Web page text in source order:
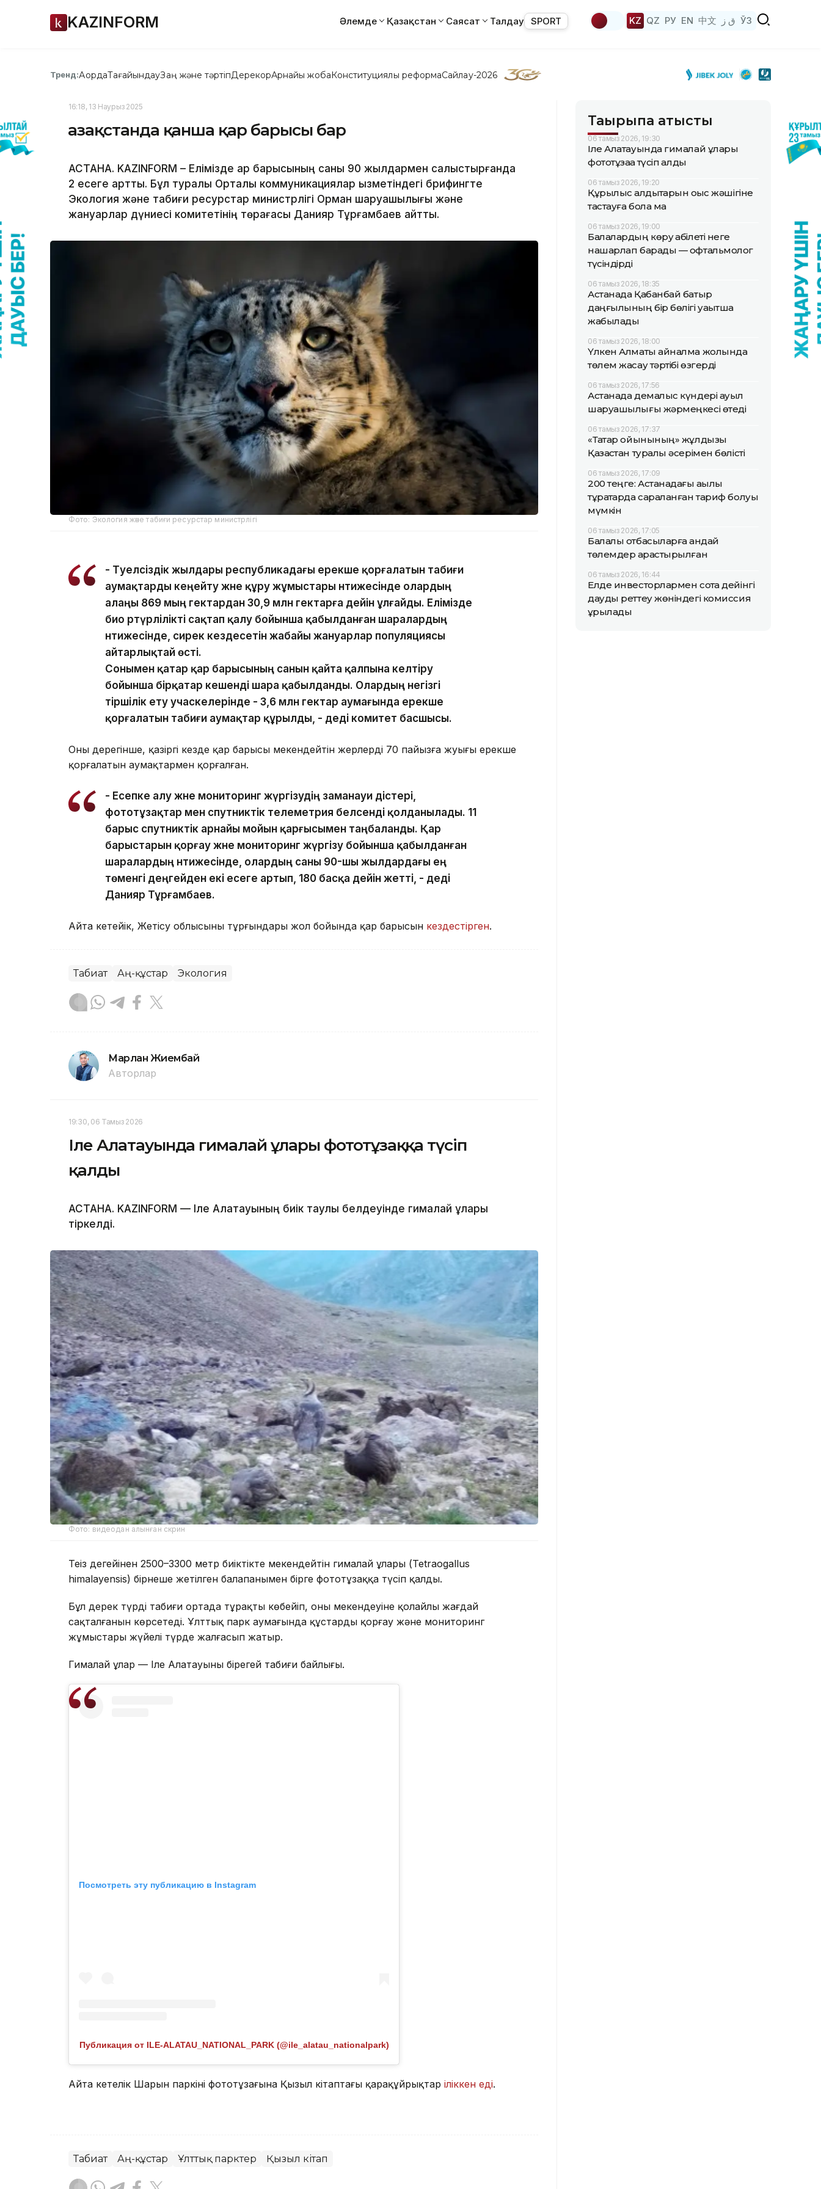
KAZINFORM Әлемде Қазақстан Саясат Талдау SPORT KZ QZ РУ EN 中文 ق ز ЎЗ
Тренд:АқордаТағайындауЗаң және тәртіпДерекқорАрнайы жобаКонституциялық реформаСайлау-2026
16:18, 13 Наурыз 2025
Қазақстанда қанша қар барысы бар
АСТАНА. KAZINFORM – Елімізде қар барысының саны 90 жылдармен салыстырғанда
2 есеге артты. Бұл туралы Орталық коммуникациялар қызметіндегі брифингте
Экология және табиғи ресурстар министрлігі Орман шаруашылығы және
жануарлар дүниесі комитетінің төрағасы Данияр Тұрғамбаев айтты.
Фото: Экология және табиғи ресурстар министрлігі
- Тәуелсіздік жылдары республикадағы ерекше қорғалатын табиғи
аумақтарды кеңейту және құру жұмыстары нәтижесінде олардың
алаңы 869 мың гектардан 30,9 млн гектарға дейін ұлғайды. Елімізде
био әртүрлілікті сақтап қалу бойынша қабылданған шаралардың
нәтижесінде, сирек кездесетін жабайы жануарлар популяциясы
айтарлықтай өсті.
Сонымен қатар қар барысының санын қайта қалпына келтіру
бойынша бірқатар кешенді шара қабылданды. Олардың негізгі
тіршілік ету учаскелерінде - 3,6 млн гектар аумағында ерекше
қорғалатын табиғи аумақтар құрылды, - деді комитет басшысы.
Оның дерегінше, қазіргі кезде қар барысы мекендейтін жерлердің 70 пайызға жуығы ерекше
қорғалатын аумақтармен қорғалған.
- Есепке алу және мониторинг жүргізудің заманауи әдістері,
фототұзақтар мен спутниктік телеметрия белсенді қолданылады. 11
барыс спутниктік арнайы мойын қарғысымен таңбаланды. Қар
барыстарын қорғау және мониторинг жүргізу бойынша қабылданған
шаралардың нәтижесінде, олардың саны 90-шы жылдардағы ең
төменгі деңгейден екі есеге артып, 180 басқа дейін жетті, - деді
Данияр Тұрғамбаев.
Айта кетейік, Жетісу облысының тұрғындары жол бойында қар барысын кездестірген.
Табиғат Аң-құстар Экология
Марлан Жиембай
Авторлар
19:30, 06 Тамыз 2026
Іле Алатауында гималай ұлары фототұзаққа түсіп
қалды
АСТАНА. KAZINFORM — Іле Алатауының биік таулы белдеуінде гималай ұлары
тіркелді.
Фото: видеодан алынған скрин
Теңіз деңгейінен 2500–3300 метр биіктікте мекендейтін гималай ұлары (Tetraogallus
himalayensis) бірнеше жетілген балапанымен бірге фототұзаққа түсіп қалды.
Бұл дерек түрдің табиғи ортада тұрақты көбейіп, оның мекендеуіне қолайлы жағдай
сақталғанын көрсетеді. Ұлттық парк аумағында құстарды қорғау және мониторинг
жұмыстары жүйелі түрде жалғасып жатыр.
Гималай ұлар — Іле Алатауының бірегей табиғи байлығы.
Посмотреть эту публикацию в Instagram
Публикация от ILE-ALATAU_NATIONAL_PARK (@ile_alatau_nationalpark)
Айта кетелік Шарын паркінің фототұзағына Қызыл кітаптағы қарақұйрықтар іліккен еді.
Табиғат Аң-құстар Ұлттық парктер Қызыл кітап
Тақырыпқа қатысты
06 тамыз 2026, 19:30
Іле Алатауында гималай ұлары
фототұзаққа түсіп қалды
06 тамыз 2026, 19:20
Құрылыс қалдықтарын қоқыс жәшігіне
тастауға бола ма
06 тамыз 2026, 19:00
Балалардың көру қабілеті неге
нашарлап барады — офтальмолог
түсіндірді
06 тамыз 2026, 18:35
Астанада Қабанбай батыр
даңғылының бір бөлігі уақытша
жабылады
06 тамыз 2026, 18:00
Үлкен Алматы айналма жолында
төлем жасау тәртібі өзгерді
06 тамыз 2026, 17:56
Астанада демалыс күндері ауыл
шаруашылығы жәрмеңкесі өтеді
06 тамыз 2026, 17:37
«Тақтар ойынының» жұлдызы
Қазақстан туралы әсерімен бөлісті
06 тамыз 2026, 17:09
200 теңге: Астанадағы ақылы
тұрақтарда сараланған тариф болуы
мүмкін
06 тамыз 2026, 17:05
Балалы отбасыларға қандай
төлемдер қарастырылған
06 тамыз 2026, 16:44
Елде инвесторлармен сотқа дейінгі
дауды реттеу жөніндегі комиссия
құрылады